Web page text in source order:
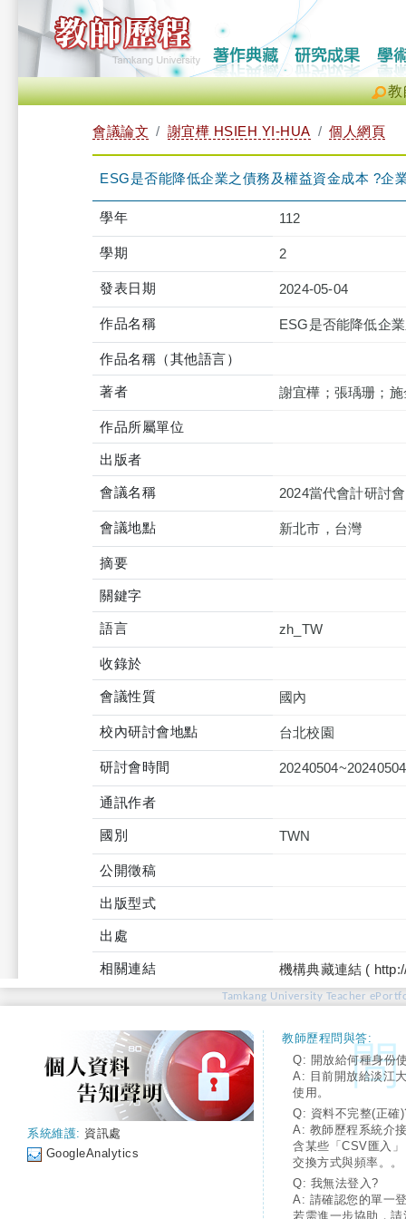
教
會議論文 謝宜樺 HSIEH YI-HUA 個人網頁
ESG是否能降低企業之債務及權益資金成本 ?企
學年 112
學期 2
發表日期 2024-05-04
作品名稱 ESG是否能降低企
作品名稱（其他語言）
著者 謝宜樺；張瑀珊；施
作品所屬單位
出版者
會議名稱 2024當代會計研討會
會議地點 新北市，台灣
摘要
關鍵字
語言 zh_TW
收錄於
會議性質 國內
校內研討會地點 台北校園
研討會時間 20240504~20240504
通訊作者
國別 TWN
公開徵稿
出版型式
出處
相關連結 機構典藏連結 (
Tamkang University Teacher
系統維護: 資訊處
GoogleAnalytics
教師歷程問與答:
Q: 開放給何種身份
A: 目前開放給淡江
使用。
Q: 資料不完整(正確
A: 教師歷程系統介
含某些「CSV匯入
交換方式與頻率。。
Q: 我無法登入?
A: 請確認您的單一
若需進一步協助，